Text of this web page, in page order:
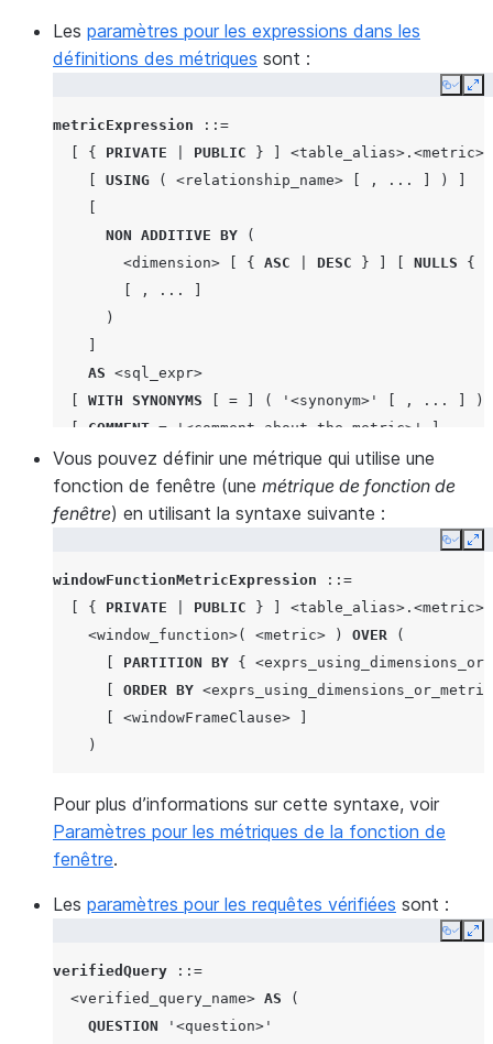
Les paramètres pour les expressions dans les
définitions des métriques sont :
Copy
metricExpression
::=
{ PRIVATE PUBLIC } <table_alias> . <metric>
USING ( <relationship_name> , ... )
NON ADDITIVE BY
(
<dimension>
{ ASC DESC } NULLS {
, ...
)
AS <sql_expr>
WITH SYNONYMS = ( '<synonym>' , ...
)
[
COMMENT = '<comment_about_the_metric>' ]
Vous pouvez définir une métrique qui utilise une
fonction de fenêtre (une métrique de fonction de
fenêtre) en utilisant la syntaxe suivante :
Copy
windowFunctionMetricExpression
::=
{ PRIVATE PUBLIC } <table_alias> . <metric>
<window_function>( <metric> ) OVER
(
PARTITION BY {
ORDER BY
<windowFrameClause>
)
Pour plus d’informations sur cette syntaxe, voir
Paramètres pour les métriques de la fonction de
fenêtre.
Les paramètres pour les requêtes vérifiées sont :
Copy
verifiedQuery
::=
<verified_query_name> AS
(
QUESTION
'<question>'